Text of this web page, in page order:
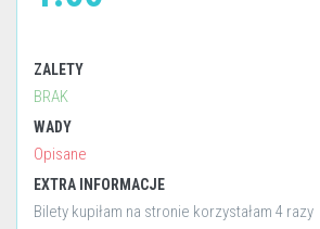
ZALETY
BRAK
WADY
Opisane
EXTRA INFORMACJE
Bilety kupiłam na stronie korzystałam 4 razy